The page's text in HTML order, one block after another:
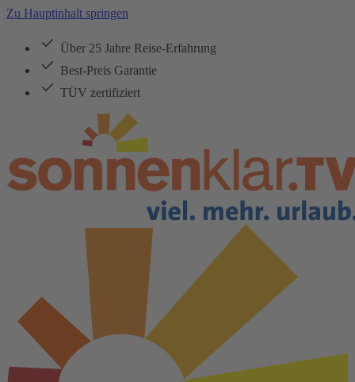
Zu Hauptinhalt springen
Über 25 Jahre Reise-Erfahrung
Best-Preis Garantie
TÜV zertifiziert